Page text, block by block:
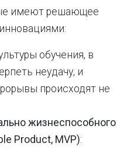
имеют решающее
обучения, в
неудачу, и
происходят не
жизнеспособного
Product, MVP):